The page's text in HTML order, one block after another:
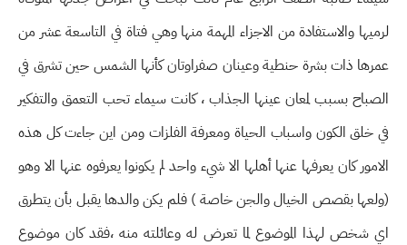
لرميها والاستفادة من الاجزاء المهمة منها وهي فتاة في التاسعة عشر من
عمرها ذات بشرة حنطية وعينان صفراوتان كأنها الشمس حين تشرق في
الصباح بسبب لمعان عينها الجذاب ، كانت سيماء تحب التعمق والتفكير
في خلق الكون واسباب الحياة ومعرفة الفلزات ومن اين جاءت كل هذه
الامور كان يعرفها عنها أهلها الا شيء واحد لم يكونوا يعرفوه عنها الا وهو
(ولعها بقصص الخيال والجن خاصة ) فلم يكن والدها يقبل بأن يتطرق
اي شخص لهذا الموضوع لما تعرض له وعائلته منه ،فقد كان موضوع